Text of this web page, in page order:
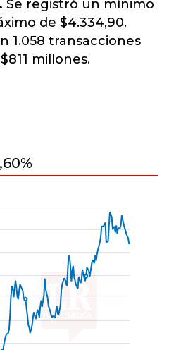
Se registró un mínimo
de $4.334,90.
1.058 transacciones
millones.